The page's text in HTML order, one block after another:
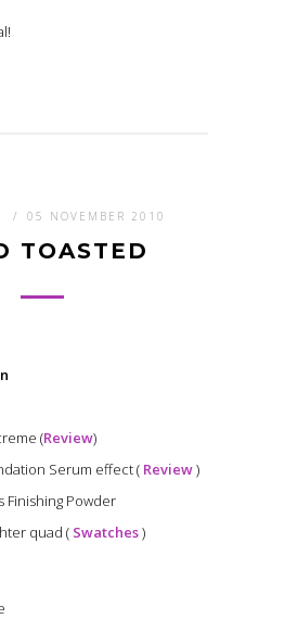
/ 05 NOVEMBER 2010
TOASTED
(Review)
Serum effect ( Review)
Finishing Powder
quad ( Swatches)